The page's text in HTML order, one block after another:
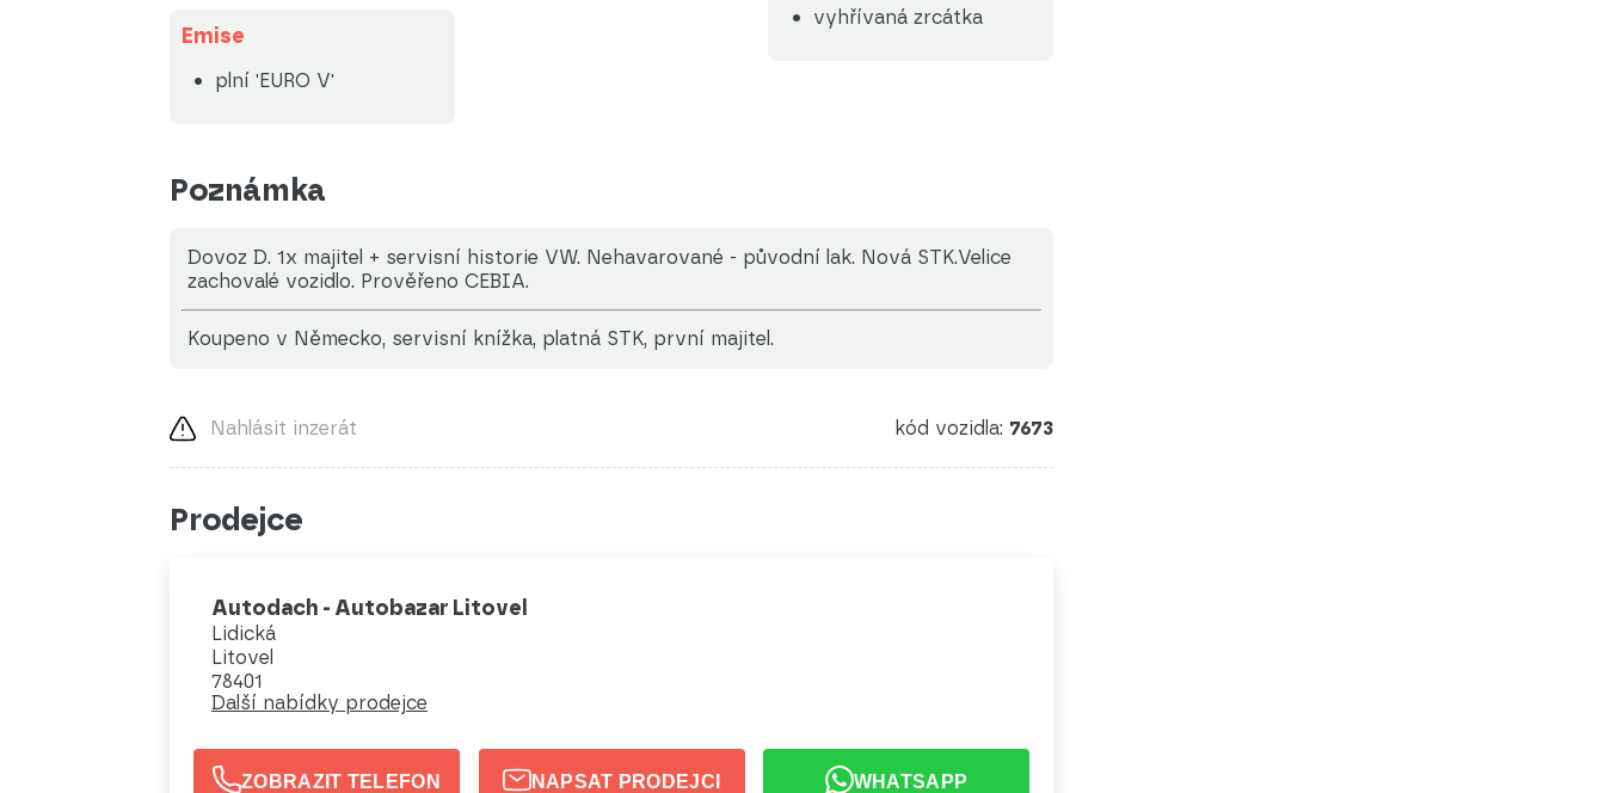
Emise
plní 'EURO V'
vyhřívaná zrcátka
Poznámka
Dovoz D. 1x majitel + servisní historie VW. Nehavarované - původní lak. Nová STK.Velice
zachovalé vozidlo. Prověřeno CEBIA.
koupeno v Německo, servisní knížka, platná STK, první majitel.
kód vozidla: 7673
Nahlásit inzerát
Prodejce
Autodach - Autobazar Litovel
Lidická
Litovel
78401
Další nabídky prodejce
ZOBRAZIT TELEFON NAPSAT PRODEJCI WHATSAPP